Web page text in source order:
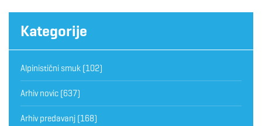
Kategorije
Alpinistični smuk (102)
Arhiv novic (637)
Arhiv predavanj (168)